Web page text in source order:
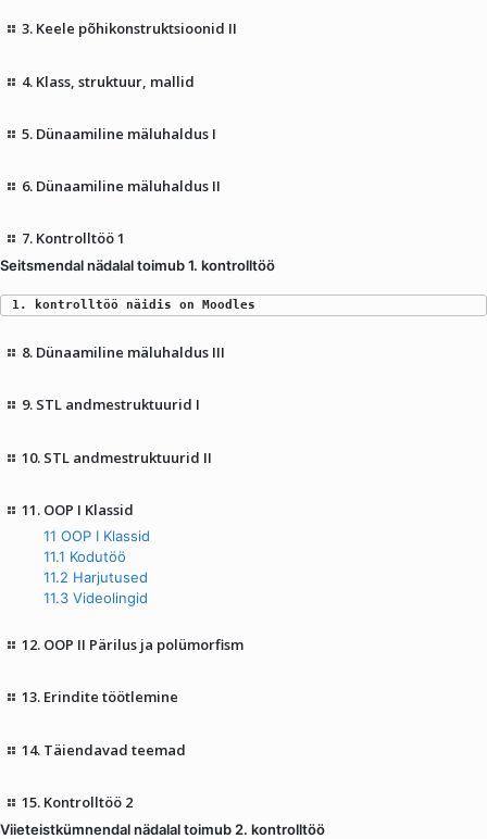
3. Keele põhikonstruktsioonid II
4. Klass, struktuur, mallid
5. Dünaamiline mäluhaldus I
6. Dünaamiline mäluhaldus II
7. Kontrolltöö 1
Seitsmendal nädalal toimub 1. kontrolltöö
1. kontrolltöö näidis on Moodles
8. Dünaamiline mäluhaldus III
9. STL andmestruktuurid I
10. STL andmestruktuurid II
11. OOP I Klassid
11 OOP I Klassid
11.1 Kodutöö
11.2 Harjutused
11.3 Videolingid
12. OOP II Pärilus ja polümorfism
13. Erindite töötlemine
14. Täiendavad teemad
15. Kontrolltöö 2
Viieteistkümnendal nädalal toimub 2. kontrolltöö